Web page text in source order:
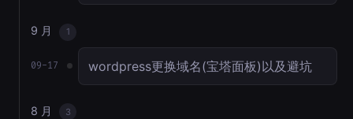
9 月 1
09-17 wordpress更换域名(宝塔面板)以及避坑
8 月 3